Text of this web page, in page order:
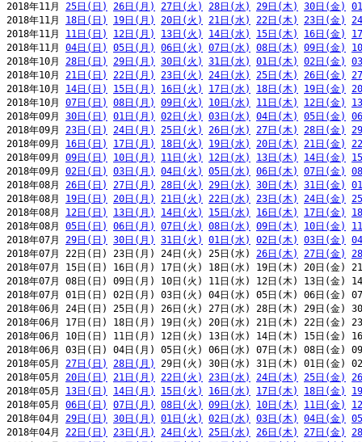
2018年11月 25日(日) 26日(月) 27日(火) 28日(水) 29日(木) 30日(金)
2018年11月 18日(日) 19日(月) 20日(火) 21日(水) 22日(木) 23日(金)
2018年11月 11日(日) 12日(月) 13日(火) 14日(水) 15日(木) 16日(金)
2018年11月 04日(日) 05日(月) 06日(火) 07日(水) 08日(木) 09日(金)
2018年10月 28日(日) 29日(月) 30日(火) 31日(水) 01日(木) 02日(金)
2018年10月 21日(日) 22日(月) 23日(火) 24日(水) 25日(木) 26日(金)
2018年10月 14日(日) 15日(月) 16日(火) 17日(水) 18日(木) 19日(金)
2018年10月 07日(日) 08日(月) 09日(火) 10日(水) 11日(木) 12日(金)
2018年09月 30日(日) 01日(月) 02日(火) 03日(水) 04日(木) 05日(金)
2018年09月 23日(日) 24日(月) 25日(火) 26日(水) 27日(木) 28日(金)
2018年09月 16日(日) 17日(月) 18日(火) 19日(水) 20日(木) 21日(金)
2018年09月 09日(日) 10日(月) 11日(火) 12日(水) 13日(木) 14日(金)
2018年09月 02日(日) 03日(月) 04日(火) 05日(水) 06日(木) 07日(金)
2018年08月 26日(日) 27日(月) 28日(火) 29日(水) 30日(木) 31日(金)
2018年08月 19日(日) 20日(月) 21日(火) 22日(水) 23日(木) 24日(金)
2018年08月 12日(日) 13日(月) 14日(火) 15日(水) 16日(木) 17日(金)
2018年08月 05日(日) 06日(月) 07日(火) 08日(水) 09日(木) 10日(金)
2018年07月 29日(日) 30日(月) 31日(火) 01日(水) 02日(木) 03日(金)
2018年07月 22日(日) 23日(月) 24日(火) 25日(水) 26日(木) 27日(金)
2018年07月 15日(日) 16日(月) 17日(火) 18日(水) 19日(木) 20日(金)
2018年07月 08日(日) 09日(月) 10日(火) 11日(水) 12日(木) 13日(金)
2018年07月 01日(日) 02日(月) 03日(火) 04日(水) 05日(木) 06日(金)
2018年06月 24日(日) 25日(月) 26日(火) 27日(水) 28日(木) 29日(金)
2018年06月 17日(日) 18日(月) 19日(火) 20日(水) 21日(木) 22日(金)
2018年06月 10日(日) 11日(月) 12日(火) 13日(水) 14日(木) 15日(金)
2018年06月 03日(日) 04日(月) 05日(火) 06日(水) 07日(木) 08日(金)
2018年05月 27日(日) 28日(月)
29日(火) 30日(水) 31日(木) 01日(金)
2018年05月 20日(日) 21日(月) 22日(火) 23日(水) 24日(木) 25日(金)
2018年05月 13日(日) 14日(月) 15日(火) 16日(水) 17日(木) 18日(金)
2018年05月 06日(日) 07日(月) 08日(火) 09日(水) 10日(木) 11日(金)
2018年04月 29日(日) 30日(月) 01日(火) 02日(水) 03日(木) 04日(金)
2018年04月 22日(日) 23日(月) 24日(火) 25日(水) 26日(木) 27日(金)